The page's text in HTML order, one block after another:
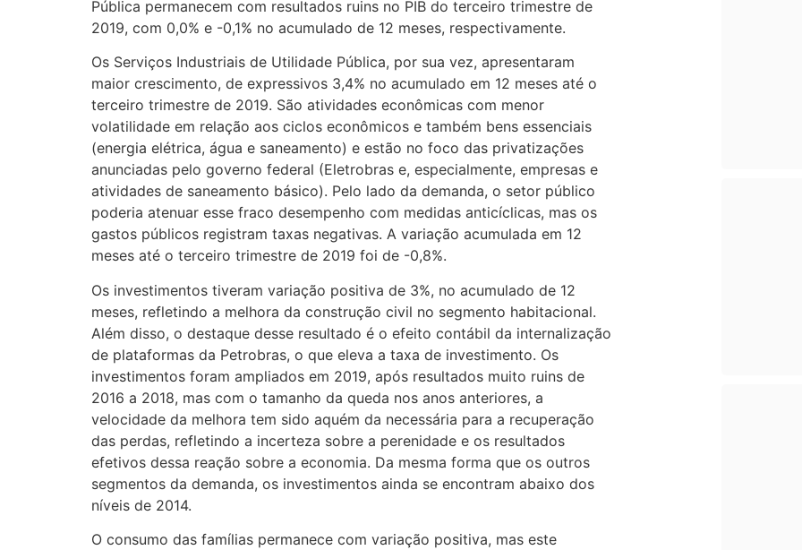
Pública permanecem com resultados ruins no PIB do terceiro trimestre de
2019, com 0,0% e -0,1% no acumulado de 12 meses, respectivamente.
Os Serviços Industriais de Utilidade Pública, por sua vez, apresentaram
maior crescimento, de expressivos 3,4% no acumulado em 12 meses até o
terceiro trimestre de 2019. São atividades econômicas com menor
volatilidade em relação aos ciclos econômicos e também bens essenciais
(energia elétrica, água e saneamento) e estão no foco das privatizações
anunciadas pelo governo federal (Eletrobras e, especialmente, empresas e
atividades de saneamento básico). Pelo lado da demanda, o setor público
poderia atenuar esse fraco desempenho com medidas anticíclicas, mas os
gastos públicos registram taxas negativas. A variação acumulada em 12
meses até o terceiro trimestre de 2019 foi de -0,8%.
Os investimentos tiveram variação positiva de 3%, no acumulado de 12
meses, refletindo a melhora da construção civil no segmento habitacional.
Além disso, o destaque desse resultado é o efeito contábil da internalização
de plataformas da Petrobras, o que eleva a taxa de investimento. Os
investimentos foram ampliados em 2019, após resultados muito ruins de
2016 a 2018, mas com o tamanho da queda nos anos anteriores, a
velocidade da melhora tem sido aquém da necessária para a recuperação
das perdas, refletindo a incerteza sobre a perenidade e os resultados
efetivos dessa reação sobre a economia. Da mesma forma que os outros
segmentos da demanda, os investimentos ainda se encontram abaixo dos
níveis de 2014.
O consumo das famílias permanece com variação positiva, mas este